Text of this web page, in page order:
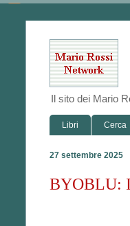
Il sito dei Mario
Libri Cerca
27 settembre 2025
BYOBLU: